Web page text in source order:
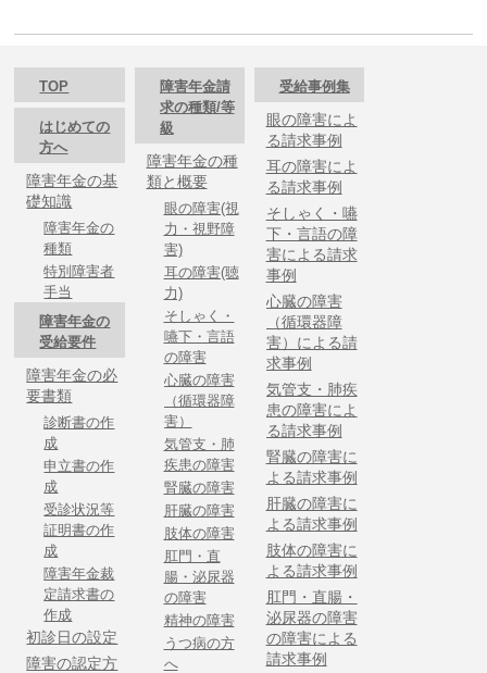
TOP
はじめての
方へ
障害年金の基
礎知識
障害年金の
種類
特別障害者
手当
障害年金の
受給要件
障害年金の必
要書類
診断書の作
成
申立書の作
成
受診状況等
証明書の作
成
障害年金裁
定請求書の
作成
初診日の設定
障害の認定方
障害年金請
求の種類/等
級
障害年金の種
類と概要
眼の障害(視
力・視野障
害)
耳の障害(聴
力)
そしゃく・
嚥下・言語
の障害
心臓の障害
（循環器障
害）
気管支・肺
疾患の障害
腎臓の障害
肝臓の障害
肢体の障害
肛門・直
腸・泌尿器
の障害
精神の障害
うつ病の方
へ
受給事例集
眼の障害によ
る請求事例
耳の障害によ
る請求事例
そしゃく・嚥
下・言語の障
害による請求
事例
心臓の障害
（循環器障
害）による請
求事例
気管支・肺疾
患の障害によ
る請求事例
腎臓の障害に
よる請求事例
肝臓の障害に
よる請求事例
肢体の障害に
よる請求事例
肛門・直腸・
泌尿器の障害
の障害による
請求事例